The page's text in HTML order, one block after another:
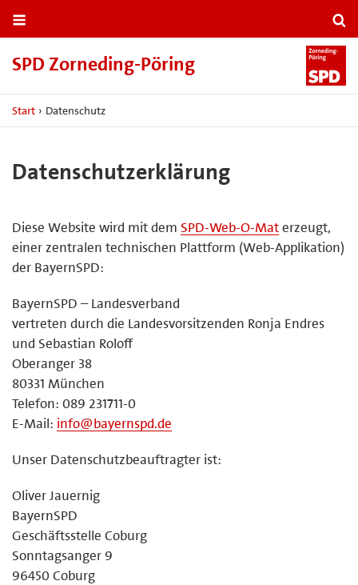
SPD Zorneding-​Pöring
Start › Datenschutz
Datenschutzerklärung
Diese Website wird mit dem SPD-Web-O-Materzeugt,
einer zentralen technischen Plattform (Web-Applikation)
der BayernSPD:
BayernSPD – Landesverband
vertreten durch die Landesvorsitzenden Ronja Endres
und Sebastian Roloff
Oberanger 38
80331 München
Telefon: 089 231711-0
E-Mail: info@bayernspd.de
Unser Datenschutzbeauftragter ist:
Oliver Jauernig
BayernSPD
Geschäftsstelle Coburg
Sonntagsanger 9
96450 Coburg